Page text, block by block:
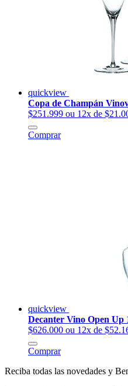
quickview
Copa de Champán
$251.999 ou 12x de
Comprar
quickview
Decanter Vino Open Up
$626.000 ou 12x de
Comprar
Reciba todas las novedades y